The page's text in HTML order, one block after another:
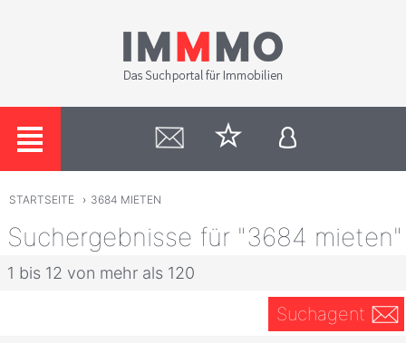
STARTSEITE › 3684 MIETEN
Suchergebnisse für "3684 mieten"
1 bis 12 von mehr als 120
Suchagent